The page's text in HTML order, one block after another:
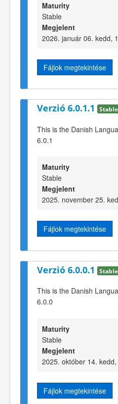
Maturity
Stable
Megjelent
2026. január 06. kedd,
Fájlok megtekintése
Verzió 6.0.1.1 Stable
This is the Danish
6.0.1
Maturity
Stable
Megjelent
2025. november 25.
Fájlok megtekintése
Verzió 6.0.0.1 Stable
This is the Danish
6.0.0
Maturity
Stable
Megjelent
2025. október 14.
Fájlok megtekintése